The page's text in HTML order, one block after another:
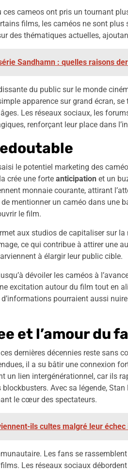
cameos ont pris un tournant
films, les caméos ne sont
des thématiques actuelles,
Sandhamn : quelles raisons
du public sur le monde
apparence sur grand écran,
Les réseaux sociaux, les
renforçant leur place dans
le potentiel marketing des
crée une forte anticipation et un
monnaie courante, attirant
mentionner un caméo dans une
le film.
aux studios de capitaliser sur
ce qui contribue à attirer une
à élargir leur public cible.
dévoiler les caméos à
excitation autour du film tout en
pourraient aussi
et l’amour du
dernières décennies reste sans
il a su bâtir une connexion
un lien intergénérationnel, car ils
Avec sa légende,
le cœur des spectateurs.
ils cultes malgré leur
Les fans se
Les réseaux sociaux